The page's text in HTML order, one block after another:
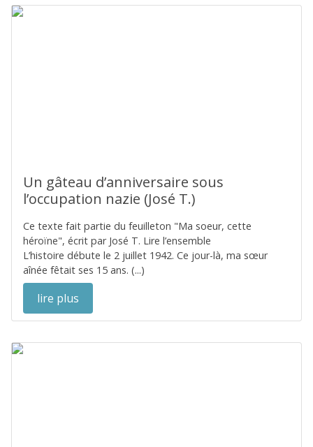
Un gâteau d’anniversaire sous
l’occupation nazie (José T.)
Ce texte fait partie du feuilleton "Ma soeur, cette
héroïne", écrit par José T. Lire l’ensemble
L’histoire débute le 2 juillet 1942. Ce jour-là, ma sœur
aînée fêtait ses 15 ans. (...)
lire plus